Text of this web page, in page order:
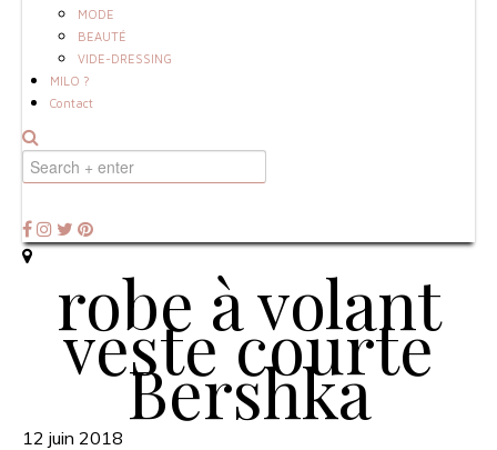
MODE
BEAUTÉ
VIDE-DRESSING
MILO ?
Contact
robe à volant
veste courte
Bershka
12 juin 2018